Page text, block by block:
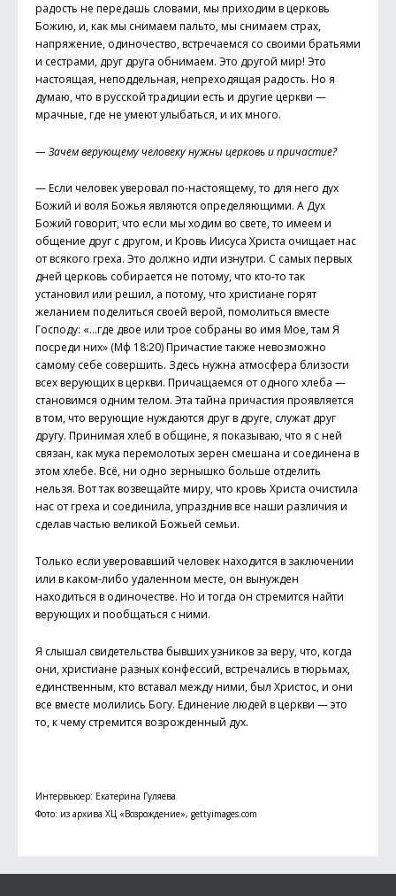
радость не передашь словами, мы приходим в церковь
Божию, и, как мы снимаем пальто, мы снимаем страх,
напряжение, одиночество, встречаемся со своими братьями
и сестрами, друг друга обнимаем. Это другой мир! Это
настоящая, неподдельная, непреходящая радость. Но я
думаю, что в русской традиции есть и другие церкви —
мрачные, где не умеют улыбаться, и их много.
— Зачем верующему человеку нужны церковь и причастие?
— Если человек уверовал по-настоящему, то для него дух
Божий и воля Божья являются определяющими. А Дух
Божий говорит, что если мы ходим во свете, то имеем и
общение друг с другом, и Кровь Иисуса Христа очищает нас
от всякого греха. Это должно идти изнутри. С самых первых
дней церковь собирается не потому, что кто-то так
установил или решил, а потому, что христиане горят
желанием поделиться своей верой, помолиться вместе
Господу: «…где двое или трое собраны во имя Мое, там Я
посреди них» (Мф 18:20) Причастие также невозможно
самому себе совершить. Здесь нужна атмосфера близости
всех верующих в церкви. Причащаемся от одного хлеба —
становимся одним телом. Эта тайна причастия проявляется
в том, что верующие нуждаются друг в друге, служат друг
другу. Принимая хлеб в общине, я показываю, что я с ней
связан, как мука перемолотых зерен смешана и соединена в
этом хлебе. Всё, ни одно зернышко больше отделить
нельзя. Вот так возвещайте миру, что кровь Христа очистила
нас от греха и соединила, упразднив все наши различия и
сделав частью великой Божьей семьи.
Только если уверовавший человек находится в заключении
или в каком-либо удаленном месте, он вынужден
находиться в одиночестве. Но и тогда он стремится найти
верующих и пообщаться с ними.
Я слышал свидетельства бывших узников за веру, что, когда
они, христиане разных конфессий, встречались в тюрьмах,
единственным, кто вставал между ними, был Христос, и они
все вместе молились Богу. Единение людей в церкви — это
то, к чему стремится возрожденный дух.
Интервьюер: Екатерина Гуляева
Фото: из архива ХЦ «Возрождение», gettyimages.com